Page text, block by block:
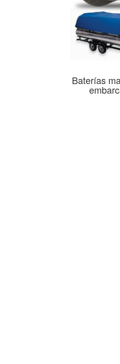
Baterías